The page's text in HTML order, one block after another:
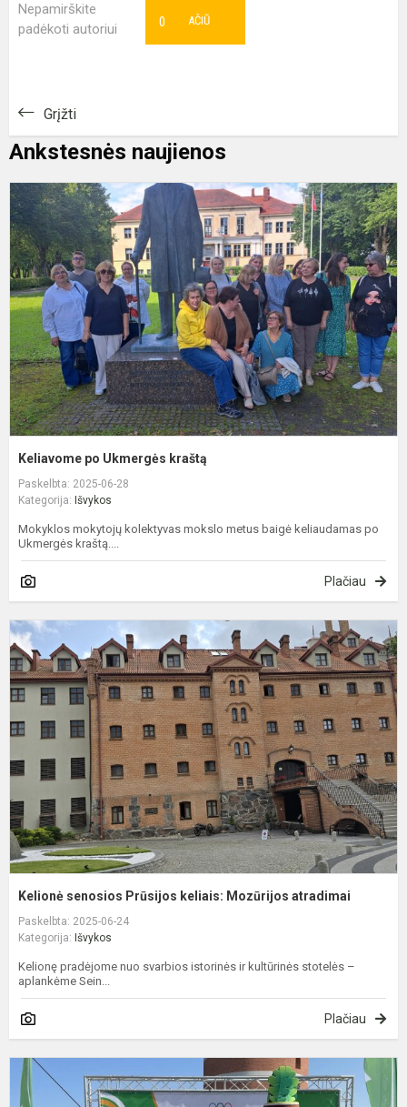
Nepamirškite
padėkoti autoriui
AČIŪ
0
Grįžti
Ankstesnės naujienos
Keliavome po Ukmergės kraštą
Paskelbta: 2025-06-28
Kategorija: Išvykos
Mokyklos mokytojų kolektyvas mokslo metus baigė keliaudamas po
Ukmergės kraštą....
Plačiau
Kelionė senosios Prūsijos keliais: Mozūrijos atradimai
Paskelbta: 2025-06-24
Kategorija: Išvykos
Kelionę pradėjome nuo svarbios istorinės ir kultūrinės stotelės –
aplankėme Sein...
Plačiau